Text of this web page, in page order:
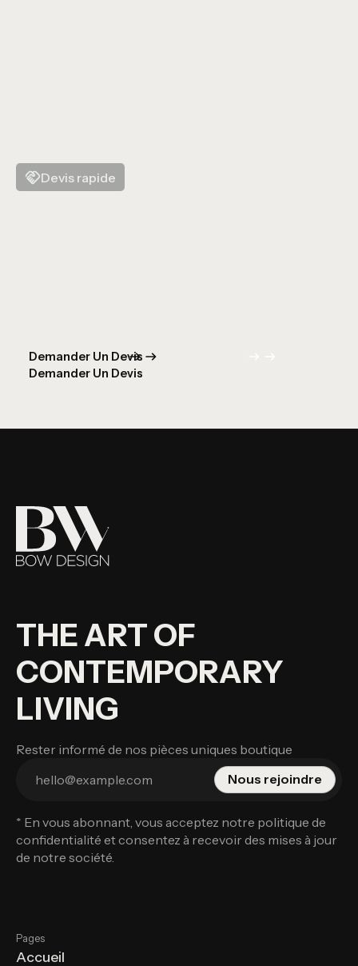
Devis rapide
Demander Un Devis
Demander Un Devis
THE ART OF
CONTEMPORARY
LIVING
Rester informé de nos pièces uniques boutique
* En vous abonnant, vous acceptez notre politique de
confidentialité et consentez à recevoir des mises à jour
de notre société.
Pages
Accueil